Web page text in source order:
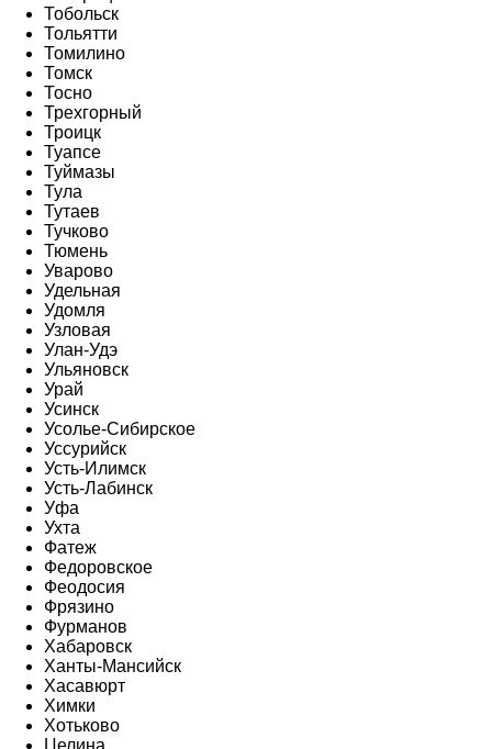
Тобольск
Тольятти
Томилино
Томск
Тосно
Трехгорный
Троицк
Туапсе
Туймазы
Тула
Тутаев
Тучково
Тюмень
Уварово
Удельная
Удомля
Узловая
Улан-Удэ
Ульяновск
Урай
Усинск
Усолье-Сибирское
Уссурийск
Усть-Илимск
Усть-Лабинск
Уфа
Ухта
Фатеж
Федоровское
Феодосия
Фрязино
Фурманов
Хабаровск
Ханты-Мансийск
Хасавюрт
Химки
Хотьково
Целина